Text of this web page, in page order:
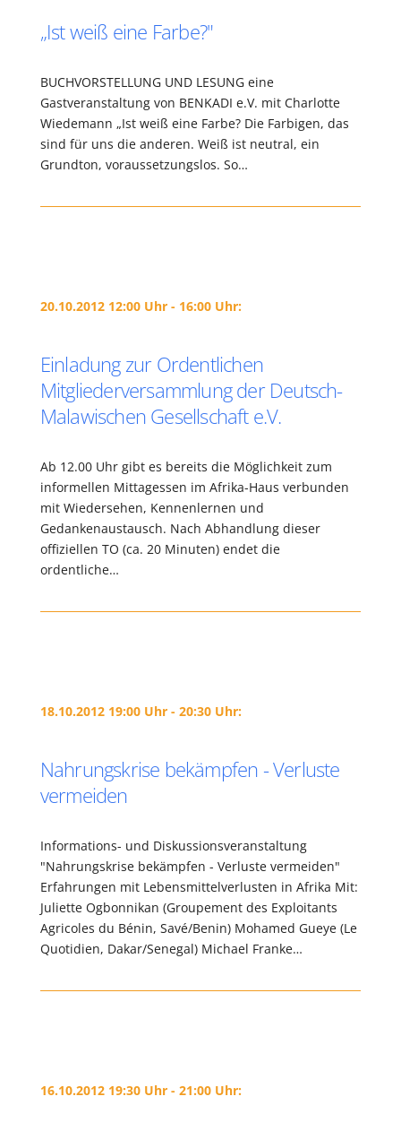
„Ist weiß eine Farbe?"
BUCHVORSTELLUNG UND LESUNG eine
Gastveranstaltung von BENKADI e.V. mit Charlotte
Wiedemann „Ist weiß eine Farbe? Die Farbigen, das
sind für uns die anderen. Weiß ist neutral, ein
Grundton, voraussetzungslos. So…
20.10.2012 12:00 Uhr - 16:00 Uhr:
Einladung zur Ordentlichen
Mitgliederversammlung der Deutsch-
Malawischen Gesellschaft e.V.
Ab 12.00 Uhr gibt es bereits die Möglichkeit zum
informellen Mittagessen im Afrika-Haus verbunden
mit Wiedersehen, Kennenlernen und
Gedankenaustausch. Nach Abhandlung dieser
offiziellen TO (ca. 20 Minuten) endet die
ordentliche…
18.10.2012 19:00 Uhr - 20:30 Uhr:
Nahrungskrise bekämpfen - Verluste
vermeiden
Informations- und Diskussionsveranstaltung
"Nahrungskrise bekämpfen - Verluste vermeiden"
Erfahrungen mit Lebensmittelverlusten in Afrika Mit:
Juliette Ogbonnikan (Groupement des Exploitants
Agricoles du Bénin, Savé/Benin) Mohamed Gueye (Le
Quotidien, Dakar/Senegal) Michael Franke…
16.10.2012 19:30 Uhr - 21:00 Uhr: